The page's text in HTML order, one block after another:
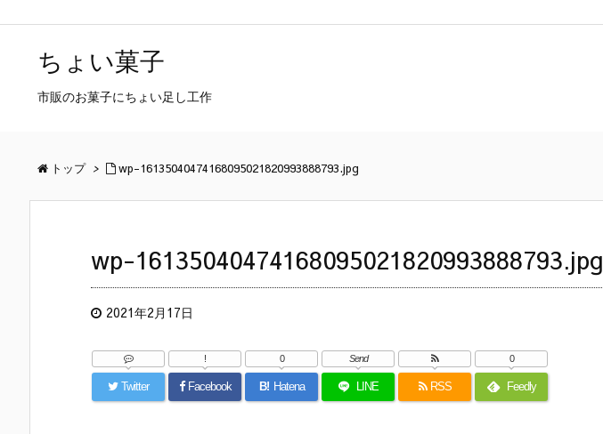
ちょい菓子
市販のお菓子にちょい足し工作
トップ > wp-16135040474168095021820993888793.jpg
wp-16135040474168095021820993888793.jpg
2021年2月17日
Twitter Facebook
!
B! Hatena
0
LINE
Send
RSS Feedly
0